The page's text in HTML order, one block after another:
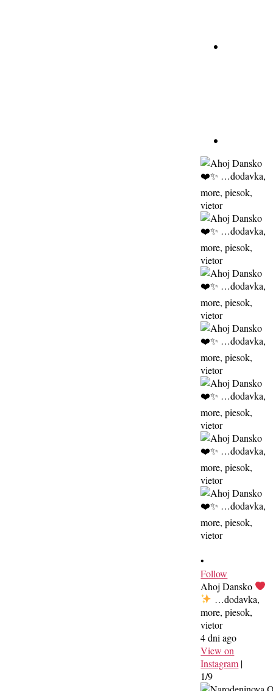
•
Follow
Ahoj Dansko
…dodavka,
more, piesok,
vietor
4 dni ago
View on
Instagram |
1/9